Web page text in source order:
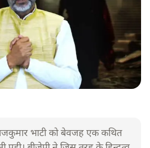
भाटी को बेवजह एक कथित